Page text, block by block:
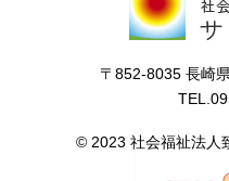
〒852-8035 長崎
© 2023 社会福祉法人